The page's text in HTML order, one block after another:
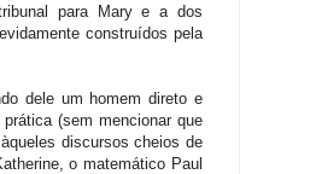
para Mary e a dos
construídos pela
dele um homem direto e
(sem mencionar que
discursos cheios de
o matemático Paul